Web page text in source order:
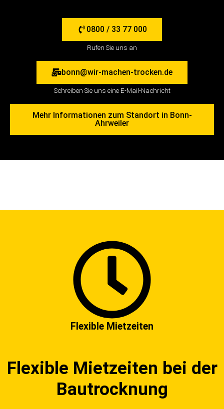
0800 / 33 77 000
Rufen Sie uns an
bonn@wir-machen-trocken.de
Schreiben Sie uns eine E-Mail-Nachricht
Mehr Informationen zum Standort in Bonn-
Ahrweiler
Flexible Mietzeiten
Flexible Mietzeiten bei der
Bautrocknung